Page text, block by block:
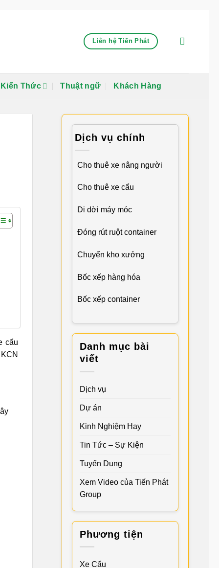
Liên hệ Tiến Phát
Kiến Thức Thuật ngữ Khách Hàng
cẩu
Dịch vụ chính
Cho thuê xe nâng người
Cho thuê xe cẩu
Di dời máy móc
Đóng rút ruột container
Chuyển kho xưởng
Bốc xếp hàng hóa
Bốc xếp container
Danh mục bài
viết
Dịch vụ
Dự án
Kinh Nghiệm Hay
Tin Tức – Sự Kiện
Tuyển Dụng
Xem Video của Tiến Phát
Group
Phương tiện
Xe Cẩu